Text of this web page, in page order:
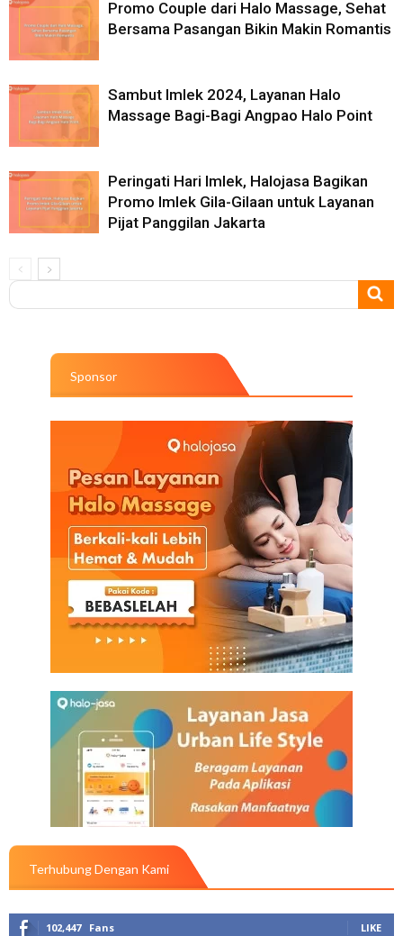
Promo Couple dari Halo Massage, Sehat
Bersama Pasangan Bikin Makin Romantis
Sambut Imlek 2024, Layanan Halo
Massage Bagi-Bagi Angpao Halo Point
Peringati Hari Imlek, Halojasa Bagikan
Promo Imlek Gila-Gilaan untuk Layanan
Pijat Panggilan Jakarta
Sponsor
Terhubung Dengan Kami
102,447 Fans LIKE